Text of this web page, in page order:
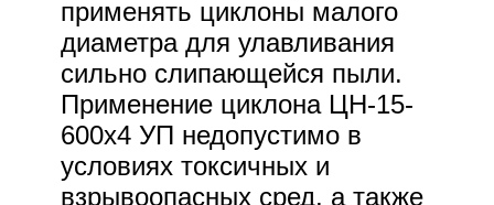
применять циклоны малого
диаметра для улавливания
сильно слипающейся пыли.
Применение циклона ЦН-15-
600х4 УП недопустимо в
условиях токсичных и
взрывоопасных сред, а также